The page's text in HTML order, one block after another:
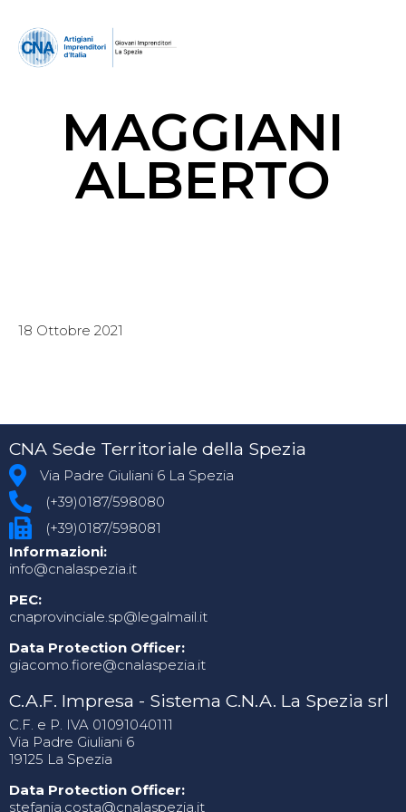
MAGGIANI
ALBERTO
18 Ottobre 2021
CNA Sede Territoriale della Spezia
Via Padre Giuliani 6 La Spezia
(+39)0187/598080
(+39)0187/598081
Informazioni:
info@cnalaspezia.it
PEC:
cnaprovinciale.sp@legalmail.it
Data Protection Officer:
giacomo.fiore@cnalaspezia.it
C.A.F. Impresa - Sistema C.N.A. La Spezia srl
C.F. e P. IVA 01091040111
Via Padre Giuliani 6
19125 La Spezia
Data Protection Officer:
stefania.costa@cnalaspezia.it